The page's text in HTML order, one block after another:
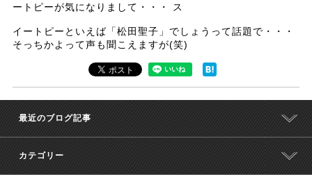
ートピーが気になりまして・・・ ス
イートピーといえば「松田聖子」でしょうって話題で・・・
そっちかよって声も聞こえますが(笑)
最近のブログ記事
カテゴリー